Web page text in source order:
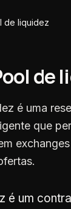
de liquidez
de
é uma
que
é um